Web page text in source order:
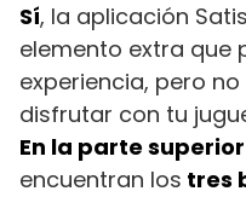
Sí, la aplicación
elemento extra que
experiencia, pero
disfrutar con tu
En la parte superior
encuentran los tres